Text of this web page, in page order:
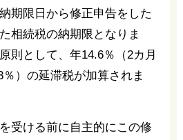
期限日から修正申告をした
相続税の納期限となりま
則として、年14.6％（2カ月
）の延滞税が加算されま
受ける前に自主的にこの修